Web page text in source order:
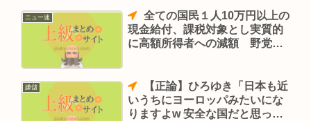
ニュー速
全ての国民１人10万円以上の
現金給付、課税対象とし実質的
に高額所得者への減額 野党が
嫌儲
いうちにヨーロッパみたいにな
りますよw 安全な国だと思った